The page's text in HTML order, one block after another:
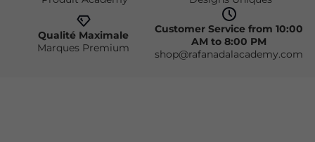
Qualité Maximale
Marques Premium
Customer Service from 10:00
AM to 8:00 PM
shop@rafanadalacademy.com